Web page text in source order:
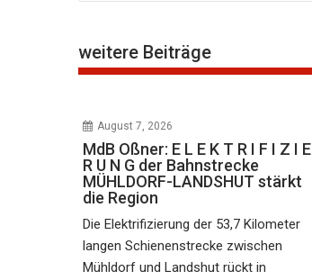
weitere Beiträge
August 7, 2026
MdB Oßner: E L E K T R I F I Z I E
R U N G der Bahnstrecke
MÜHLDORF-LANDSHUT stärkt
die Region
Die Elektrifizierung der 53,7 Kilometer
langen Schienenstrecke zwischen
Mühldorf und Landshut rückt in